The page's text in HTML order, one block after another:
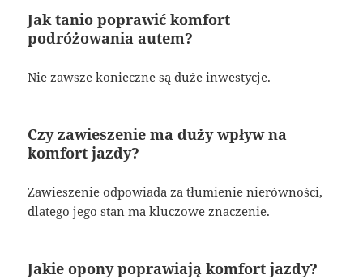
Jak tanio poprawić komfort
podróżowania autem?
Nie zawsze konieczne są duże inwestycje.
Czy zawieszenie ma duży wpływ na
komfort jazdy?
Zawieszenie odpowiada za tłumienie nierówności,
dlatego jego stan ma kluczowe znaczenie.
Jakie opony poprawiają komfort jazdy?